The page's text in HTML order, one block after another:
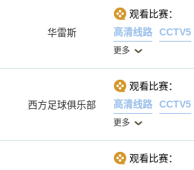
华雷斯
观看比赛：
高清线路
CCTV5
更多
西方足球俱乐部
观看比赛：
高清线路
CCTV5
更多
观看比赛：